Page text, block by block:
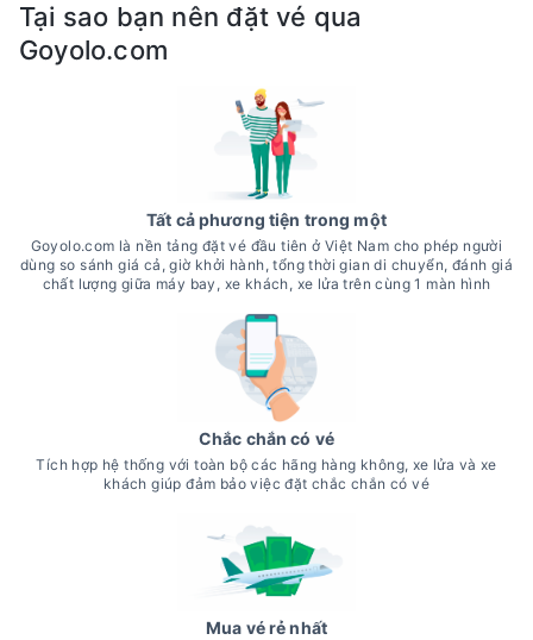
Tại sao bạn nên đặt vé qua
Goyolo.com
Tất cả phương tiện trong một
Goyolo.com là nền tảng đặt vé đầu tiên ở Việt Nam cho phép người
dùng so sánh giá cả, giờ khởi hành, tổng thời gian di chuyển, đánh giá
chất lượng giữa máy bay, xe khách, xe lửa trên cùng 1 màn hình
Chắc chắn có vé
Tích hợp hệ thống với toàn bộ các hãng hàng không, xe lửa và xe
khách giúp đảm bảo việc đặt chắc chắn có vé
Mua vé rẻ nhất